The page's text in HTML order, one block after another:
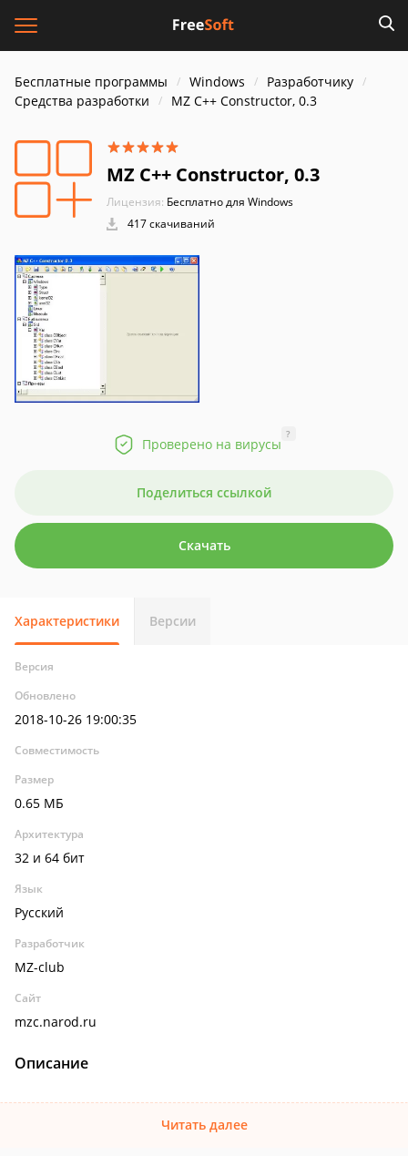
Бесплатные программы Windows
Разработчику
Средства разработки
MZ C++ Constructor, 0.3
MZ C++ Constructor, 0.3
Лицензия: Бесплатно для Windows
417 скачиваний
Проверено на вирусы
?
Поделиться ссылкой
Скачать
Характеристики Версии
Версия
Обновлено
2018-10-26 19:00:35
Совместимость
Размер
0.65 МБ
Архитектура
32 и 64 бит
Язык
Русский
Разработчик
MZ-club
Сайт
mzc.narod.ru
Описание
Читать далее